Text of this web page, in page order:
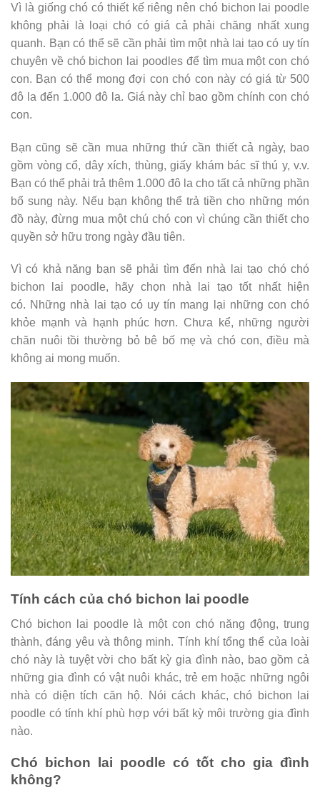
Vì là giống chó có thiết kế riêng nên chó bichon lai poodle
không phải là loại chó có giá cả phải chăng nhất xung
quanh. Bạn có thể sẽ cần phải tìm một nhà lai tạo có uy tín
chuyên về chó bichon lai poodles để tìm mua một con chó
con. Bạn có thể mong đợi con chó con này có giá từ 500
đô la đến 1.000 đô la. Giá này chỉ bao gồm chính con chó
con.
Bạn cũng sẽ cần mua những thứ cần thiết cả ngày, bao
gồm vòng cổ, dây xích, thùng, giấy khám bác sĩ thú y, v.v.
Bạn có thể phải trả thêm 1.000 đô la cho tất cả những phần
bổ sung này. Nếu bạn không thể trả tiền cho những món
đồ này, đừng mua một chú chó con vì chúng cần thiết cho
quyền sở hữu trong ngày đầu tiên.
Vì có khả năng bạn sẽ phải tìm đến nhà lai tạo chó chó
bichon lai poodle, hãy chọn nhà lai tạo tốt nhất hiện
có. Những nhà lai tạo có uy tín mang lại những con chó
khỏe mạnh và hạnh phúc hơn. Chưa kể, những người
chăn nuôi tồi thường bỏ bê bố mẹ và chó con, điều mà
không ai mong muốn.
Tính cách của chó bichon lai poodle
Chó bichon lai poodle là một con chó năng động, trung
thành, đáng yêu và thông minh. Tính khí tổng thể của loài
chó này là tuyệt vời cho bất kỳ gia đình nào, bao gồm cả
những gia đình có vật nuôi khác, trẻ em hoặc những ngôi
nhà có diện tích căn hộ. Nói cách khác, chó bichon lai
poodle có tính khí phù hợp với bất kỳ môi trường gia đình
nào.
Chó bichon lai poodle có tốt cho gia đình
không?